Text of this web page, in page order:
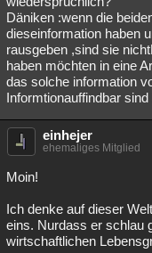
Däniken :wenn die
dieseinformation haben
rausgeben ,sind sie
haben möchten in eine
das solche information
Informtionauffindbar
einhejer
ehemaliges Mitglied
Moin!
Ich denke auf dieser
eins. Nurdass er schlau
wirtschaftlichen